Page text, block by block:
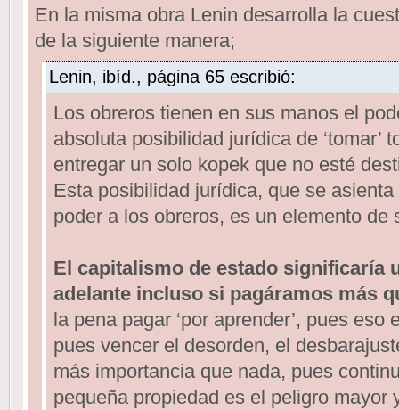
En la misma obra Lenin desarrolla la
de la siguiente manera;
Lenin, ibíd., página 65 escribió:
Los obreros tienen en sus manos el
absoluta posibilidad jurídica de ‘tomar’
entregar un solo kopek que no esté
Esta posibilidad jurídica, que se
poder a los obreros, es un elemento
El capitalismo de estado significaría
adelante incluso si pagáramos más
la pena pagar ‘por aprender’, pues eso
pues vencer el desorden, el
más importancia que nada, pues
pequeña propiedad es el peligro mayor